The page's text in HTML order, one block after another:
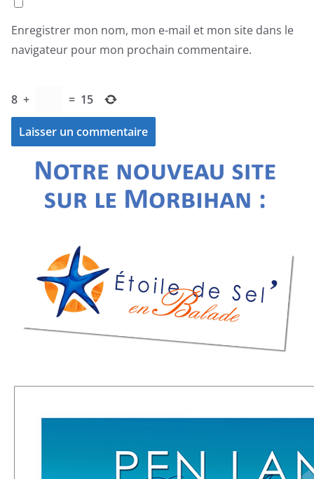
Enregistrer mon nom, mon e-mail et mon site dans le
navigateur pour mon prochain commentaire.
8 + = 15